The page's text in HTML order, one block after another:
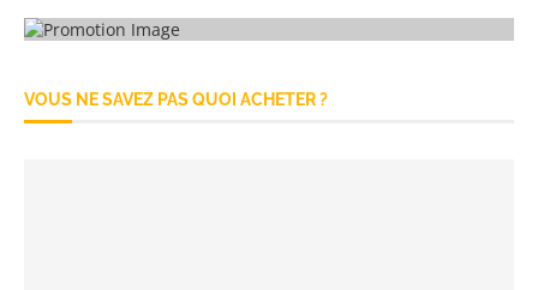
VOUS NE SAVEZ PAS QUOI ACHETER ?